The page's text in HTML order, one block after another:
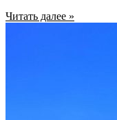
Читать далее »